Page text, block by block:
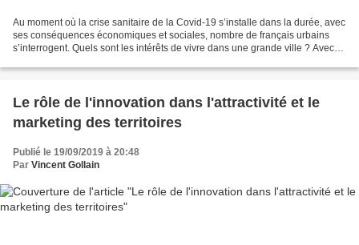
Au moment où la crise sanitaire de la Covid-19 s’installe dans la durée, avec
ses conséquences économiques et sociales, nombre de français urbains
s’interrogent. Quels sont les intérêts de vivre dans une grande ville ? Avec
Le rôle de l'innovation dans l'attractivité et le
marketing des territoires
Publié le 19/09/2019 à 20:48
Par Vincent Gollain